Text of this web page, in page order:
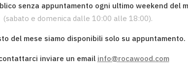
senza appuntamento ogni ultimo weekend del
(sabato e domenica dalle 10:00 alle 18:00).
del mese siamo disponibili solo su appuntamento.
inviare un email info@rocawood.com